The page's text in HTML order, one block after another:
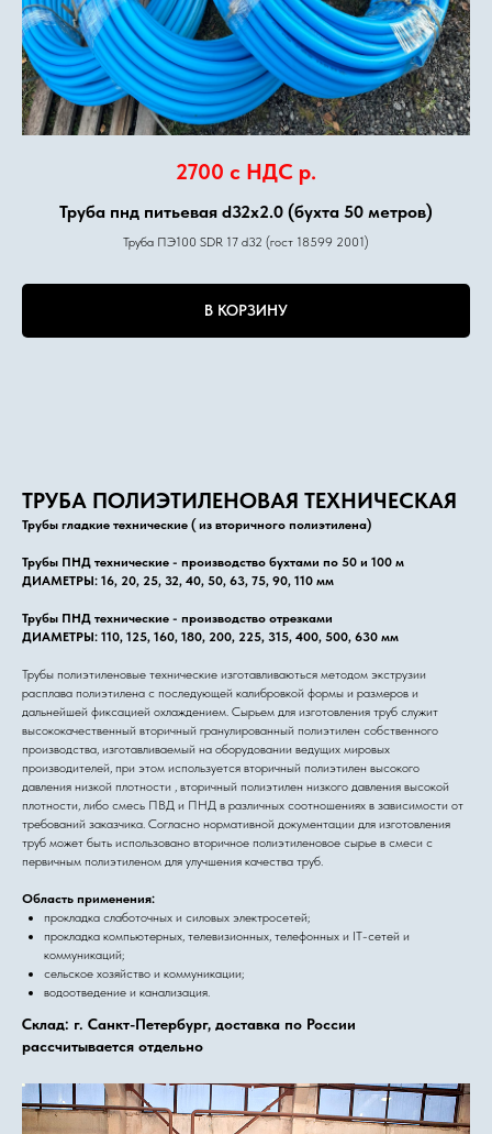
2700 с НДС р.
Труба пнд питьевая d32х2.0 (бухта 50 метров)
Труба ПЭ100 SDR 17 d32 (гост 18599 2001)
В КОРЗИНУ
ТРУБА ПОЛИЭТИЛЕНОВАЯ ТЕХНИЧЕСКАЯ
Трубы гладкие технические ( из вторичного полиэтилена)
Трубы ПНД технические - производство бухтами по 50 и 100 м
ДИАМЕТРЫ: 16, 20, 25, 32, 40, 50, 63, 75, 90, 110 мм
Трубы ПНД технические - производство отрезками
ДИАМЕТРЫ: 110, 125, 160, 180, 200, 225, 315, 400, 500, 630 мм
Трубы полиэтиленовые технические изготавливаються методом экструзии
расплава полиэтилена с последующей калибровкой формы и размеров и
дальнейшей фиксацией охлаждением. Сырьем для изготовления труб служит
высококачественный вторичный гранулированный полиэтилен собственного
производства, изготавливаемый на оборудовании ведущих мировых
производителей, при этом используется вторичный полиэтилен высокого
давления низкой плотности , вторичный полиэтилен низкого давления высокой
плотности, либо смесь ПВД и ПНД в различных соотношениях в зависимости от
требований заказчика. Согласно нормативной документации для изготовления
труб может быть использовано вторичное полиэтиленовое сырье в смеси с
первичным полиэтиленом для улучшения качества труб.
Область применения:
прокладка слаботочных и силовых электросетей;
прокладка компьютерных, телевизионных, телефонных и IT-сетей и
коммуникаций;
сельское хозяйство и коммуникации;
водоотведение и канализация.
Склад: г. Санкт-Петербург, доставка по России
рассчитывается отдельно